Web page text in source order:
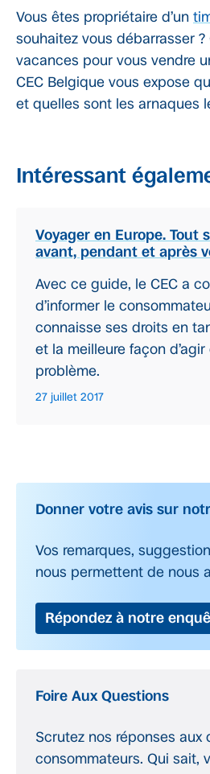
Vous êtes propriétaire d’un
souhaitez vous débarrasser
vacances pour vous vendre
CEC Belgique vous expose
et quelles sont les arnaques
Intéressant
Voyager en Europe. Tout
avant, pendant et après
Avec ce guide, le CEC a
d’informer le
connaisse ses droits en
et la meilleure façon
problème.
27 juillet 2017
Donner votre avis sur
Vos remarques,
nous permettent de nous
Répondez à notre
Foire Aux Questions
Scrutez nos réponses aux
consommateurs. Qui sait,